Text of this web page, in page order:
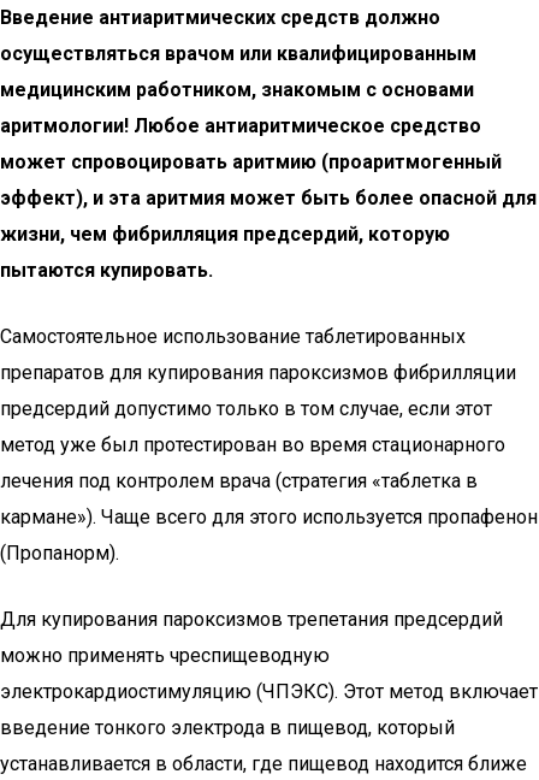
Введение антиаритмических средств должно
осуществляться врачом или квалифицированным
медицинским работником, знакомым с основами
аритмологии! Любое антиаритмическое средство
может спровоцировать аритмию (проаритмогенный
эффект), и эта аритмия может быть более опасной для
жизни, чем фибрилляция предсердий, которую
пытаются купировать.
Самостоятельное использование таблетированных
препаратов для купирования пароксизмов фибрилляции
предсердий допустимо только в том случае, если этот
метод уже был протестирован во время стационарного
лечения под контролем врача (стратегия «таблетка в
кармане»). Чаще всего для этого используется пропафенон
(Пропанорм).
Для купирования пароксизмов трепетания предсердий
можно применять чреспищеводную
электрокардиостимуляцию (ЧПЭКС). Этот метод включает
введение тонкого электрода в пищевод, который
устанавливается в области, где пищевод находится ближе